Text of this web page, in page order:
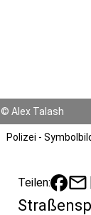
© Alex Talash
Polizei -
Teilen: mail